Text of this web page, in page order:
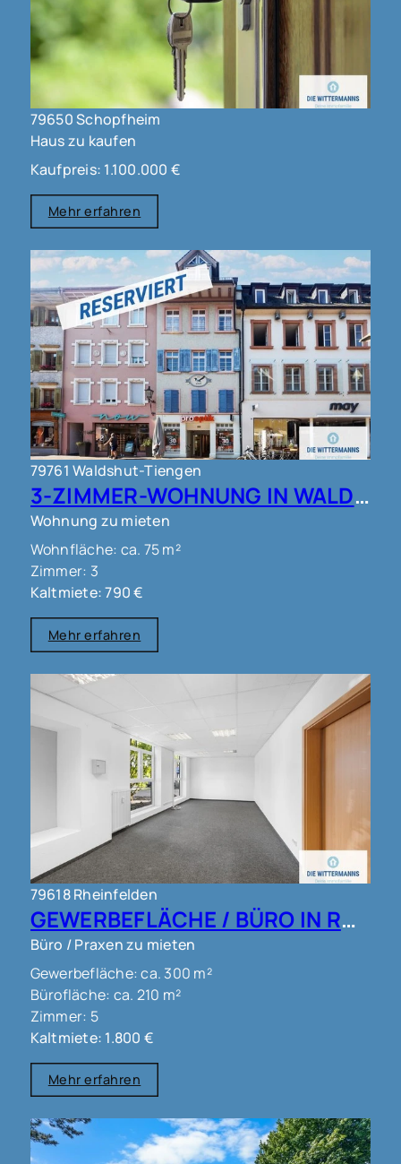
79650 Schopfheim
Haus zu kaufen
Kaufpreis: 1.100.000 €
Mehr erfahren
79761 Waldshut-Tiengen
3-ZIMMER-WOHNUNG IN WALDSHUT !!!
Wohnung zu mieten
Wohnfläche: ca. 75 m²
Zimmer: 3
Kaltmiete: 790 €
Mehr erfahren
79618 Rheinfelden
GEWERBEFLÄCHE / BÜRO IN RHEINFELDEN !!!
Büro / Praxen zu mieten
Gewerbefläche: ca. 300 m²
Bürofläche: ca. 210 m²
Zimmer: 5
Kaltmiete: 1.800 €
Mehr erfahren